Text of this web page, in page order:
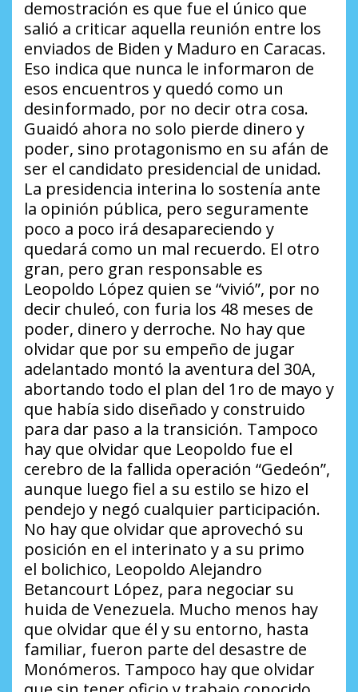
demostración es que fue el único que
salió a criticar aquella reunión entre los
enviados de Biden y Maduro en Caracas.
Eso indica que nunca le informaron de
esos encuentros y quedó como un
desinformado, por no decir otra cosa.
Guaidó ahora no solo pierde dinero y
poder, sino protagonismo en su afán de
ser el candidato presidencial de unidad.
La presidencia interina lo sostenía ante
la opinión pública, pero seguramente
poco a poco irá desapareciendo y
quedará como un mal recuerdo. El otro
gran, pero gran responsable es
Leopoldo López quien se “vivió”, por no
decir chuleó, con furia los 48 meses de
poder, dinero y derroche. No hay que
olvidar que por su empeño de jugar
adelantado montó la aventura del 30A,
abortando todo el plan del 1ro de mayo y
que había sido diseñado y construido
para dar paso a la transición. Tampoco
hay que olvidar que Leopoldo fue el
cerebro de la fallida operación “Gedeón”,
aunque luego fiel a su estilo se hizo el
pendejo y negó cualquier participación.
No hay que olvidar que aprovechó su
posición en el interinato y a su primo
el bolichico, Leopoldo Alejandro
Betancourt López, para negociar su
huida de Venezuela. Mucho menos hay
que olvidar que él y su entorno, hasta
familiar, fueron parte del desastre de
Monómeros. Tampoco hay que olvidar